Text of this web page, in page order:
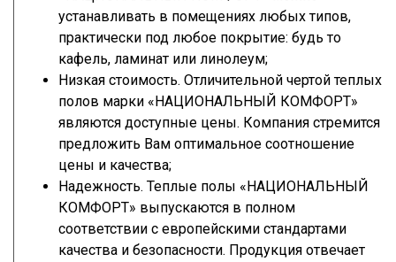
устанавливать в помещениях любых типов,
практически под любое покрытие: будь то
кафель, ламинат или линолеум;
Низкая стоимость. Отличительной чертой теплых
полов марки «НАЦИОНАЛЬНЫЙ КОМФОРТ»
являются доступные цены. Компания стремится
предложить Вам оптимальное соотношение
цены и качества;
Надежность. Теплые полы «НАЦИОНАЛЬНЫЙ
КОМФОРТ» выпускаются в полном
соответствии с европейскими стандартами
качества и безопасности. Продукция отвечает